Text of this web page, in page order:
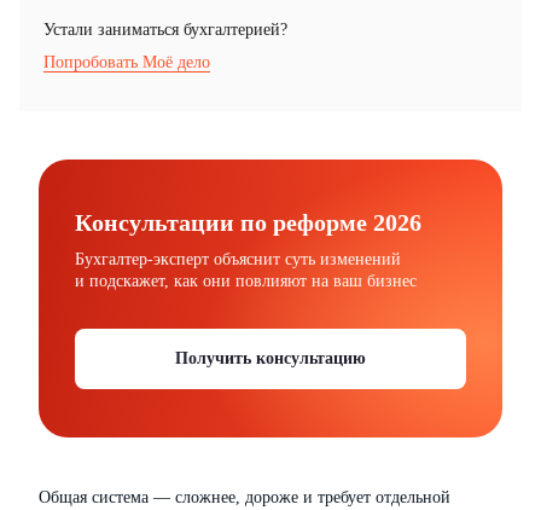
Устали заниматься бухгалтерией?
Попробовать Моё дело
Консультации по реформе 2026
Бухгалтер-эксперт объяснит суть изменений
и подскажет, как они повлияют на ваш бизнес
Получить консультацию
Общая система — сложнее, дороже и требует отдельной